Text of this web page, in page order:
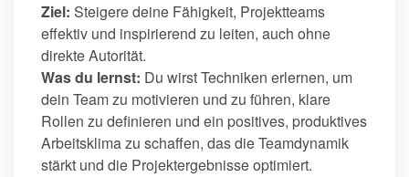
Ziel: Steigere deine Fähigkeit, Projektteams
effektiv und inspirierend zu leiten, auch ohne
direkte Autorität.
Was du lernst: Du wirst Techniken erlernen, um
dein Team zu motivieren und zu führen, klare
Rollen zu definieren und ein positives, produktives
Arbeitsklima zu schaffen, das die Teamdynamik
stärkt und die Projektergebnisse optimiert.